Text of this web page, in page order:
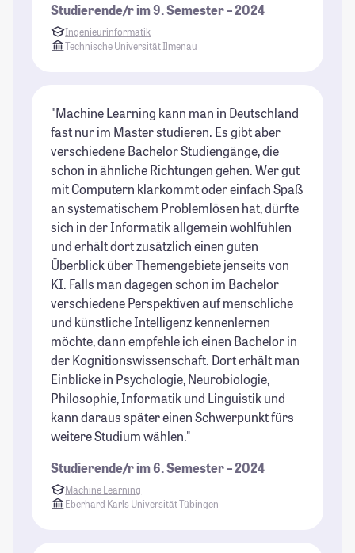
Studierende/r im 9. Semester – 2024
Ingenieurinformatik
Technische Universität Ilmenau
"Machine Learning kann man in Deutschland
fast nur im Master studieren. Es gibt aber
verschiedene Bachelor Studiengänge, die
schon in ähnliche Richtungen gehen. Wer gut
mit Computern klarkommt oder einfach Spaß
an systematischem Problemlösen hat, dürfte
sich in der Informatik allgemein wohlfühlen
und erhält dort zusätzlich einen guten
Überblick über Themengebiete jenseits von
KI. Falls man dagegen schon im Bachelor
verschiedene Perspektiven auf menschliche
und künstliche Intelligenz kennenlernen
möchte, dann empfehle ich einen Bachelor in
der Kognitionswissenschaft. Dort erhält man
Einblicke in Psychologie, Neurobiologie,
Philosophie, Informatik und Linguistik und
kann daraus später einen Schwerpunkt fürs
weitere Studium wählen."
Studierende/r im 6. Semester – 2024
Machine Learning
Eberhard Karls Universität Tübingen